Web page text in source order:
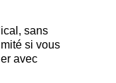
sans
si vous
avec